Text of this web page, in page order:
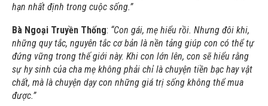
hạn nhất định trong cuộc sống.”
Bà Ngoại Truyền Thống: “Con gái, mẹ hiểu rồi. Nhưng đôi khi,
những quy tắc, nguyên tắc cơ bản là nền tảng giúp con có thể tự
đứng vững trong thế giới này. Khi con lớn lên, con sẽ hiểu rằng
sự hy sinh của cha mẹ không phải chỉ là chuyện tiền bạc hay vật
chất, mà là chuyện dạy con những giá trị sống không thể mua
được.”